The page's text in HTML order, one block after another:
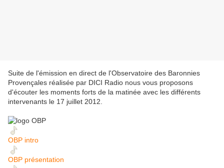
Suite de l'émission en direct de l'Observatoire des Baronnies
Provençales réalisée par DICI Radio nous vous proposons
d'écouter les moments forts de la matinée avec les différents
intervenants le 17 juillet 2012.
OBP intro
OBP présentation